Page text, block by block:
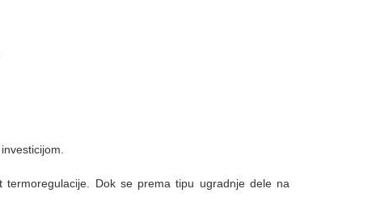
Dok se prema tipu ugradnje dele na